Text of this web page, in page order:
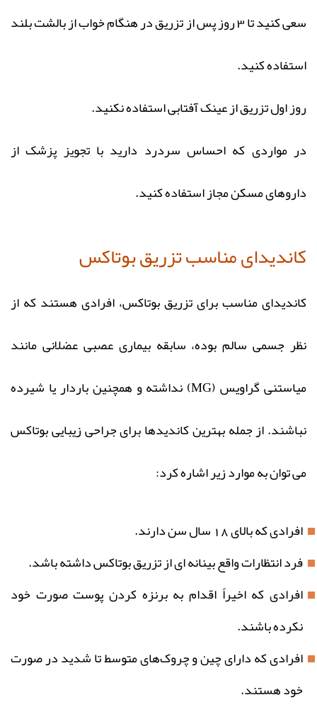
سعی کنید تا 3 روز پس از تزریق در هنگام خواب از بالشت بلند
استفاده کنید.
روز اول تزریق از عینک آفتابی استفاده نکنید.
در مواردی که احساس سردرد دارید با تجویز پزشک از
داروهای مسکن مجاز استفاده کنید.
کاندیدای مناسب تزریق بوتاکس
کاندیدای مناسب برای تزریق بوتاکس، افرادی هستند که از
نظر جسمی سالم بوده، سابقه بیماری عصبی عضلانی مانند
میاستنی گراویس (MG) نداشته و همچنین باردار یا شیرده
نباشند. از جمله بهترین کاندیدها برای جراحی زیبایی بوتاکس
می توان به موارد زیر اشاره کرد:
افرادی که بالای 18 سال سن دارند.
فرد انتظارات واقع بینانه ای از تزریق بوتاکس داشته باشد.
افرادی که اخیراً اقدام به برنزه کردن پوست صورت خود
نکرده باشند.
افرادی که دارای چین و چروک‌های متوسط تا شدید در صورت
خود هستند.